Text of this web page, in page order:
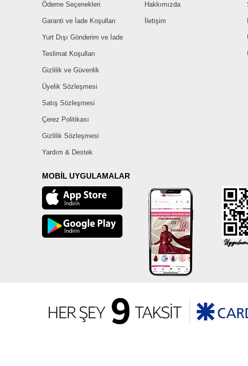
Ödeme Seçenekleri
Garanti ve İade Koşulları
Yurt Dışı Gönderim ve İade
Teslimat Koşulları
Gizlilik ve Güvenlik
Üyelik Sözleşmesi
Satış Sözleşmesi
Çerez Politikası
Gizlilik Sözleşmesi
Yardım & Destek
Hakkımızda
İletişim
MOBİL UYGULAMALAR